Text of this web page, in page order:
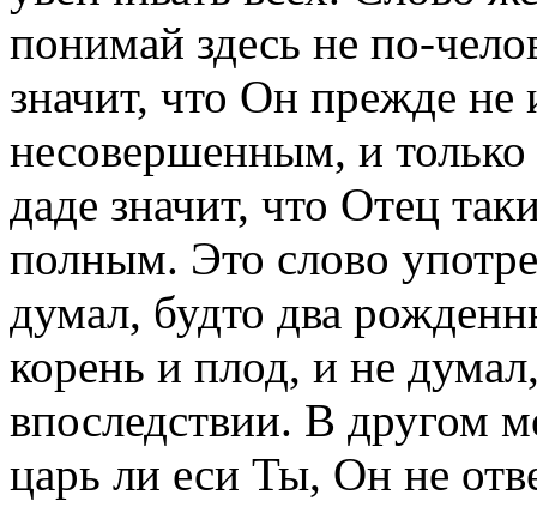
понимай здесь не по-
значит, что Он прежде
несовершенным, и только
даде значит, что Отец
полным. Это слово
думал, будто два
корень и плод, и не
впоследствии. В другом
царь ли еси Ты, Он не